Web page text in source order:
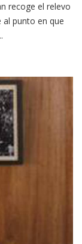
recoge el relevo
al punto en que